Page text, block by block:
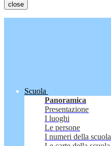
close
Scuola
Panoramica
Presentazione
I luoghi
Le persone
I numeri della scuola